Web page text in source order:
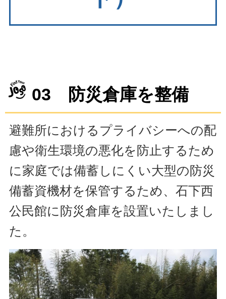
03 防災倉庫を整備
避難所におけるプライバシーへの配
慮や衛生環境の悪化を防止するため
に家庭では備蓄しにくい大型の防災
備蓄資機材を保管するため、石下西
公民館に防災倉庫を設置いたしまし
た。